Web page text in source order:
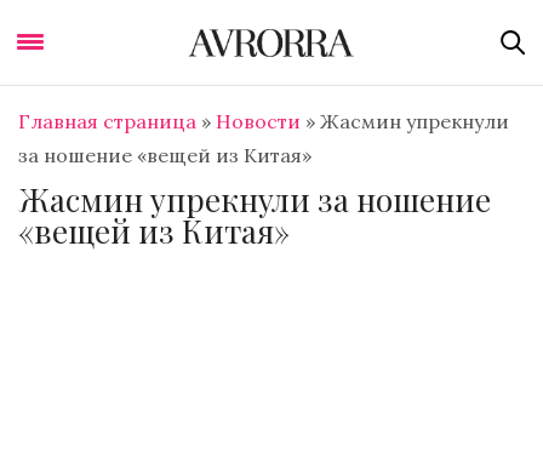
Главная страница » Новости » Жасмин упрекнули
за ношение «вещей из Китая»
Жасмин упрекнули за ношение
«вещей из Китая»